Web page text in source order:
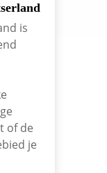
is
of de
je